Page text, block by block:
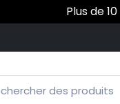
Plus de